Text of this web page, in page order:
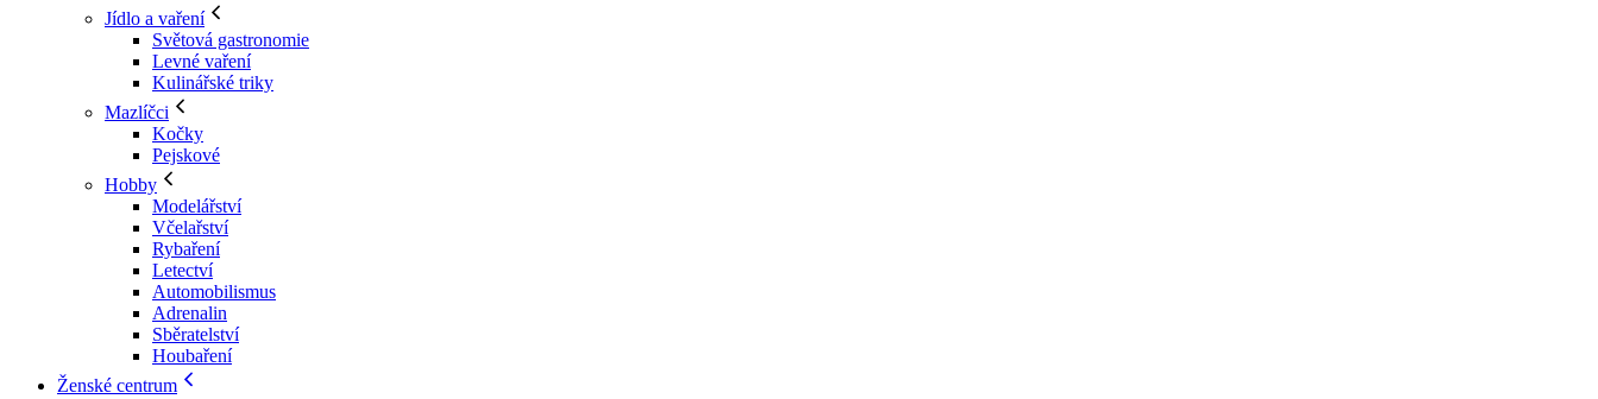
Jídlo a vaření
Světová gastronomie
Levné vaření
Kulinářské triky
Mazlíčci
Kočky
Pejskové
Hobby
Modelářství
Včelařství
Rybaření
Letectví
Automobilismus
Adrenalin
Sběratelství
Houbaření
Ženské centrum